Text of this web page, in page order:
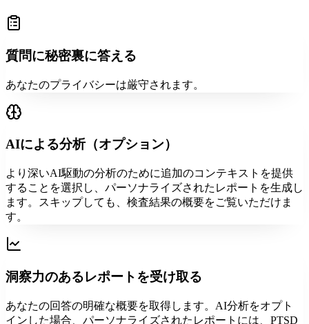
質問に秘密裏に答える
あなたのプライバシーは厳守されます。
AIによる分析（オプション）
より深いAI駆動の分析のために追加のコンテキストを提供
することを選択し、パーソナライズされたレポートを生成し
ます。スキップしても、検査結果の概要をご覧いただけま
す。
洞察力のあるレポートを受け取る
あなたの回答の明確な概要を取得します。AI分析をオプト
インした場合、パーソナライズされたレポートには、PTSD